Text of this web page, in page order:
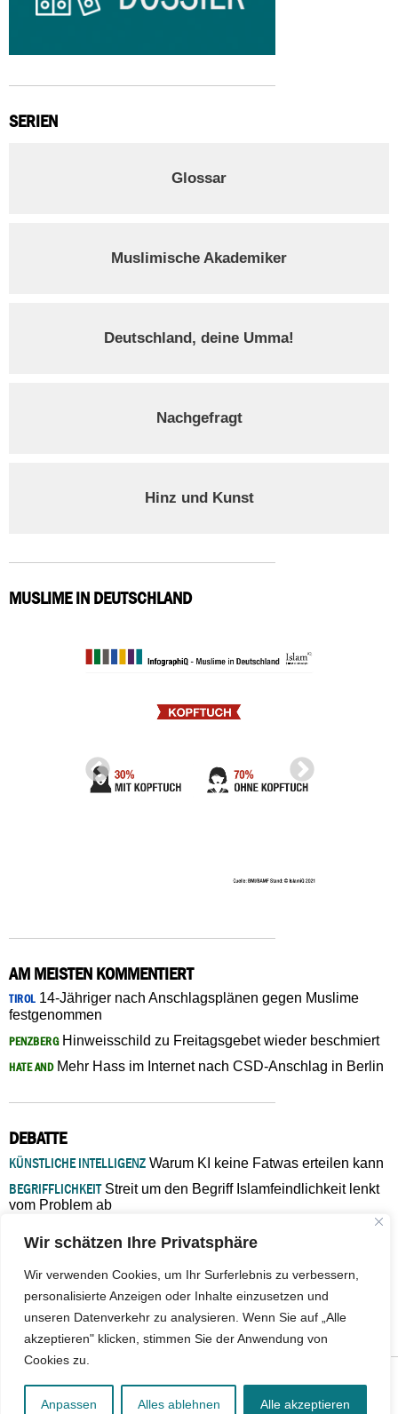
Wir schätzen Ihre Privatsphäre
Wir verwenden Cookies, um Ihr Surferlebnis zu verbessern,
personalisierte Anzeigen oder Inhalte einzusetzen und
unseren Datenverkehr zu analysieren. Wenn Sie auf „Alle
akzeptieren" klicken, stimmen Sie der Anwendung von
Cookies zu.
Anpassen Alles ablehnen Alle akzeptieren
SERIEN
Glossar
Muslimische Akademiker
Deutschland, deine Umma!
Nachgefragt
Hinz und Kunst
MUSLIME IN DEUTSCHLAND
AM MEISTEN KOMMENTIERT
TIROL14-Jähriger nach Anschlagsplänen gegen Muslime
festgenommen
PENZBERGHinweisschild zu Freitagsgebet wieder beschmiert
HATE ANDMehr Hass im Internet nach CSD-Anschlag in Berlin
DEBATTE
KÜNSTLICHE INTELLIGENZ Warum KI keine Fatwas erteilen kann
BEGRIFFLICHKEITStreit um den Begriff Islamfeindlichkeit lenkt
vom Problem ab
Verantwortung bleibt“
ISLAMISCHE FAKULTÄT IN MÜNSTEREine kritische Schwelle für
die deutsche Religionspolitik
GASTBEITRAGWarum die muslimische Welt eine neue
Kontakt|Impressum Barrierefreiheit|Jobs Netiquette|Mediadaten